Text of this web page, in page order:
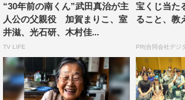
ン天ぷら」（ヒロイン・永尾まりや）が
＜武田真治（主人公・日比野晃役）コメ
「何年かに一度出逢ってしまうトンデモ
あなたのすべての欲を刺激します」
＜山口譲司（漫画『不倫食堂』原作者）
“30年前の南くん”武田真治が主
人公の父親役 加賀まりこ、室
井滋、光石研、木村佳...
TV LIFE
宝くじ当た
ること、教
PR(合同会社デジ